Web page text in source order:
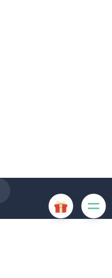
cookies sont utilisés à des
Gérer les cookies